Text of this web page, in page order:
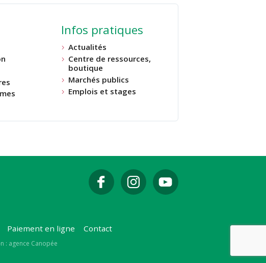
Infos pratiques
Actualités
Centre de ressources,
boutique
Marchés publics
Emplois et stages
Paiement en ligne Contact
: agence Canopée